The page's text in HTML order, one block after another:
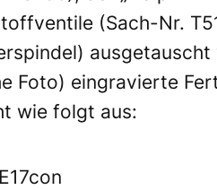
(Sach-Nr.
Foto) eingravierte
wie folgt aus: